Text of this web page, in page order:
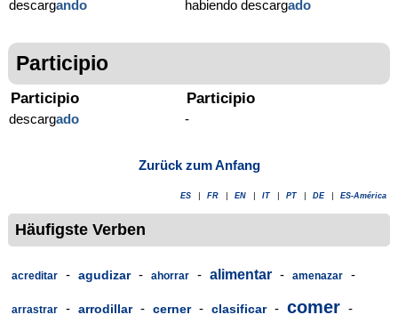
descargando habiendo descargado
Participio
Participio
descargado
Participio
-
Zurück zum Anfang
ES FR EN IT PT DE ES-América
Häufigste Verben
acreditar - agudizar - ahorrar - alimentar - amenazar -
arrastrar - arrodillar - cerner - clasificar - comer -